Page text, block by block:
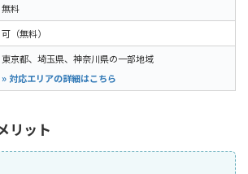
無料
可（無料）
東京都、埼玉県、神奈川県の一部地域
» 対応エリアの詳細はこちら
リット